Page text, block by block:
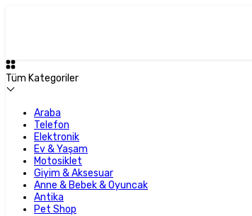
Tüm Kategoriler
Araba
Telefon
Elektronik
Ev & Yaşam
Motosiklet
Giyim & Aksesuar
Anne & Bebek & Oyuncak
Antika
Pet Shop